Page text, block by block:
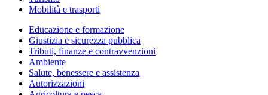
Mobilità e trasporti
Educazione e formazione
Giustizia e sicurezza pubblica
Tributi, finanze e contravvenzioni
Ambiente
Salute, benessere e assistenza
Autorizzazioni